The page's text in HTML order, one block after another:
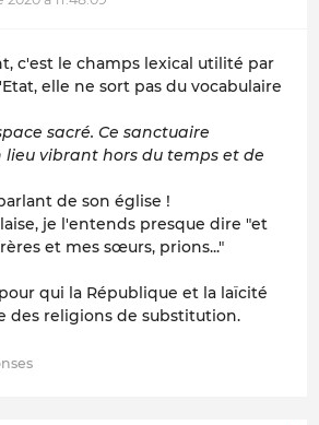
c'est le champs lexical utilité par
elle ne sort pas du vocabulaire
sacré. Ce sanctuaire
vibrant hors du temps et de
de son église !
je l'entends presque dire "et
et mes sœurs, prions..."
qui la République et la laïcité
des religions de substitution.